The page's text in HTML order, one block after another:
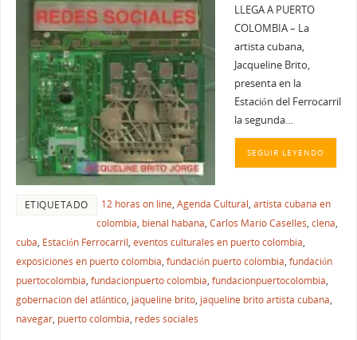
LLEGA A PUERTO
COLOMBIA – La
artista cubana,
Jacqueline Brito,
presenta en la
Estación del Ferrocarril
la segunda…
SEGUIR LEYENDO
ETIQUETADO 12 horas on line, Agenda Cultural, artista cubana en
colombia, bienal habana, Carlos Mario Caselles, clena,
cuba, Estación Ferrocarril, eventos culturales en puerto colombia,
exposiciones en puerto colombia, fundación puerto colombia, fundación
puertocolombia, fundacionpuerto colombia, fundacionpuertocolombia,
gobernacion del atlántico, jaqueline brito, jaqueline brito artista cubana,
navegar, puerto colombia, redes sociales